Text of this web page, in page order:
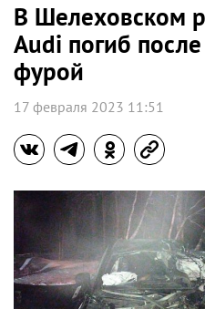
В Шелеховском
Audi погиб
фурой
17 февраля 2023 11:51